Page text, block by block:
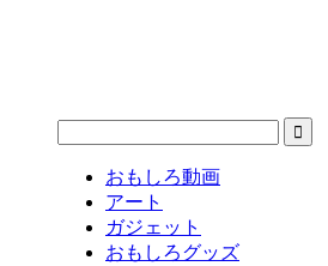
おもしろ動画
アート
ガジェット
おもしろグッズ